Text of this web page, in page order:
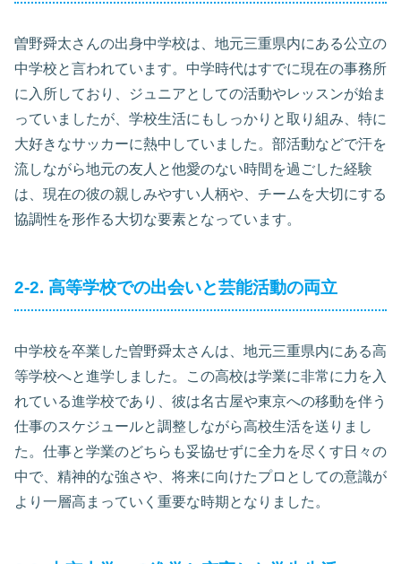
曽野舜太さんの出身中学校は、地元三重県内にある公立の
中学校と言われています。中学時代はすでに現在の事務所
に入所しており、ジュニアとしての活動やレッスンが始ま
っていましたが、学校生活にもしっかりと取り組み、特に
大好きなサッカーに熱中していました。部活動などで汗を
流しながら地元の友人と他愛のない時間を過ごした経験
は、現在の彼の親しみやすい人柄や、チームを大切にする
協調性を形作る大切な要素となっています。
2-2. 高等学校での出会いと芸能活動の両立
中学校を卒業した曽野舜太さんは、地元三重県内にある高
等学校へと進学しました。この高校は学業に非常に力を入
れている進学校であり、彼は名古屋や東京への移動を伴う
仕事のスケジュールと調整しながら高校生活を送りまし
た。仕事と学業のどちらも妥協せずに全力を尽くす日々の
中で、精神的な強さや、将来に向けたプロとしての意識が
より一層高まっていく重要な時期となりました。